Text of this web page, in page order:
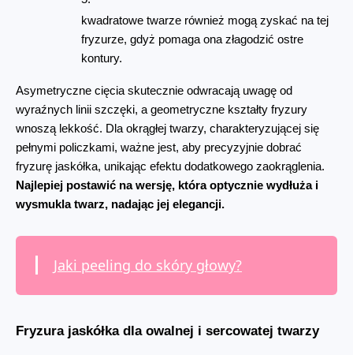
kwadratowe twarze również mogą zyskać na tej
fryzurze, gdyż pomaga ona złagodzić ostre
kontury.
Asymetryczne cięcia skutecznie odwracają uwagę od
wyraźnych linii szczęki, a geometryczne kształty fryzury
wnoszą lekkość. Dla okrągłej twarzy, charakteryzującej się
pełnymi policzkami, ważne jest, aby precyzyjnie dobrać
Najlepiej postawić na wersję, która optycznie wydłuża i
wysmukla twarz, nadając jej elegancji.
Jaki peeling do skóry głowy?
Fryzura jaskółka dla owalnej i sercowatej twarzy